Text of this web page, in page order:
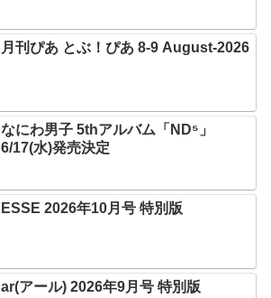
月刊ぴあ とぶ！ぴあ 8-9 August-2026
なにわ男子 5thアルバム「ND⁵」
6/17(水)発売決定
ESSE 2026年10月号 特別版
ar(アール) 2026年9月号 特別版